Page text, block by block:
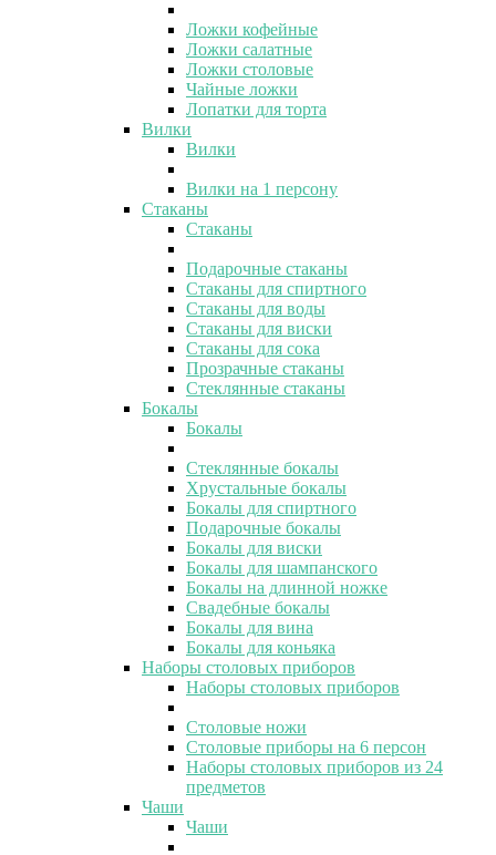
Ложки кофейные
Ложки салатные
Ложки столовые
Чайные ложки
Лопатки для торта
Вилки
Вилки
Вилки на 1 персону
Стаканы
Стаканы
Подарочные стаканы
Стаканы для спиртного
Стаканы для воды
Стаканы для виски
Стаканы для сока
Прозрачные стаканы
Стеклянные стаканы
Бокалы
Бокалы
Стеклянные бокалы
Хрустальные бокалы
Бокалы для спиртного
Подарочные бокалы
Бокалы для виски
Бокалы для шампанского
Бокалы на длинной ножке
Свадебные бокалы
Бокалы для вина
Бокалы для коньяка
Наборы столовых приборов
Наборы столовых приборов
Столовые ножи
Столовые приборы на 6 персон
Наборы столовых приборов из 24
предметов
Чаши
Чаши